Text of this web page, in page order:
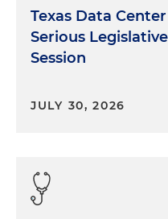
Texas Data
Serious
Session
JULY 30, 2026